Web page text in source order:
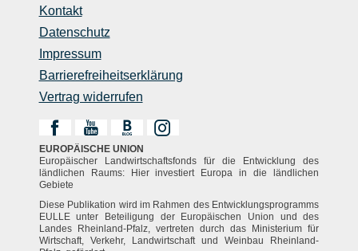
Kontakt
Datenschutz
Impressum
Barrierefreiheitserklärung
Vertrag widerrufen
EUROPÄISCHE UNION
Europäischer Landwirtschaftsfonds für die Entwicklung des
ländlichen Raums: Hier investiert Europa in die ländlichen
Gebiete
Diese Publikation wird im Rahmen des Entwicklungsprogramms
EULLE unter Beteiligung der Europäischen Union und des
Landes Rheinland-Pfalz, vertreten durch das Ministerium für
Wirtschaft, Verkehr, Landwirtschaft und Weinbau Rheinland-